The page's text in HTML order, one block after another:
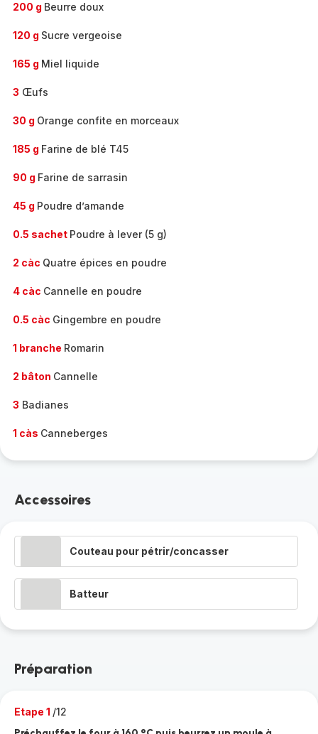
200 g Beurre doux
120 g Sucre vergeoise
165 g Miel liquide
3 Œufs
30 g Orange confite en morceaux
185 g Farine de blé T45
90 g Farine de sarrasin
45 g Poudre d’amande
0.5 sachet Poudre à lever (5 g)
2 càc Quatre épices en poudre
4 càc Cannelle en poudre
0.5 càc Gingembre en poudre
1 branche Romarin
2 bâton Cannelle
3 Badianes
1 càs Canneberges
Accessoires
Couteau pour pétrir/concasser
Batteur
Préparation
Etape 1 /12